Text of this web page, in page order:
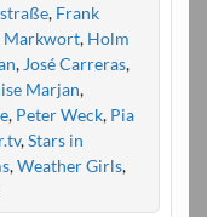
, Frank
Markwort, Holm
, José Carreras,
Marjan,
, Peter Weck, Pia
,Stars in
,Weather Girls,